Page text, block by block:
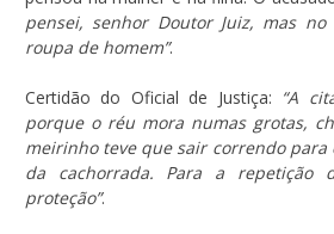
pensei, senhor Doutor Juiz, mas
roupa de homem”.
Certidão do Oficial de Justiça: “A
porque o réu mora numas grotas,
meirinho teve que sair correndo para
da cachorrada. Para a repetição
proteção”.